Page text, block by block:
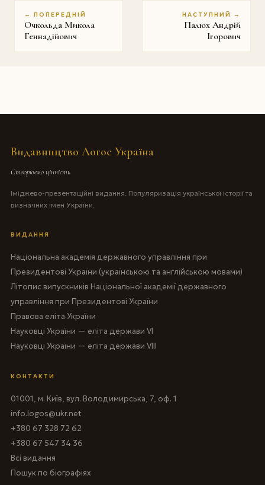
← ПОПЕРЕДНІЙ
Очкольда Микола
Геннадійович
НАСТУПНИЙ →
Палюх Андрій
Iгорович
Видавництво Логос Україна
Створюємо цінність
Іміджево-презентаційні видання. Популяризація української історії та
визначних імен України.
ВИДАННЯ
Національна академія державного управління при
Президентові України (українською та англійською мовами)
Літопис випускників Національної академії державного
управління при Президентові України
Правова еліта України
Науковці України — еліта держави VI
Науковці України — еліта держави VIII
КОНТАКТИ
01001, м. Київ, вул. Володимирська, 7, оф. 1
info.logos@ukr.net
+380 67 328 72 62
+380 67 547 34 36
Всі видання
Пошук по біографіях